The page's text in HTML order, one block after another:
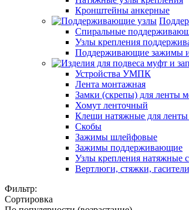
Кронштейны анкерные
Спиральные
Узлы крепления
Поддерживающие зажимы
Устройства УМПК
Лента монтажная
Замки (скрепы) для ленты
Хомут ленточный
Клещи натяжные для
Скобы
Зажимы шлейфовые
Зажимы поддерживающие
Узлы крепления натяжные
Вертлюги, стяжки,
Фильтр:
Сортировка